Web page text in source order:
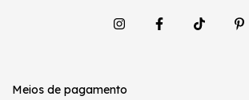
Meios de pagamento